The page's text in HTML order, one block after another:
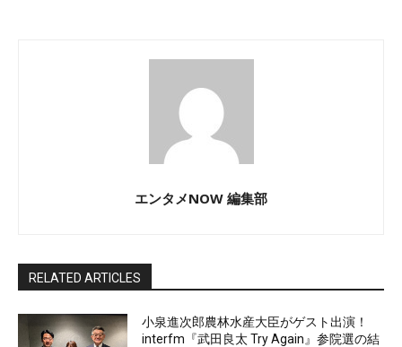
エンタメNOW 編集部
RELATED ARTICLES
小泉進次郎農林水産大臣がゲスト出演！
interfm『武田良太 Try Again』参院選の結